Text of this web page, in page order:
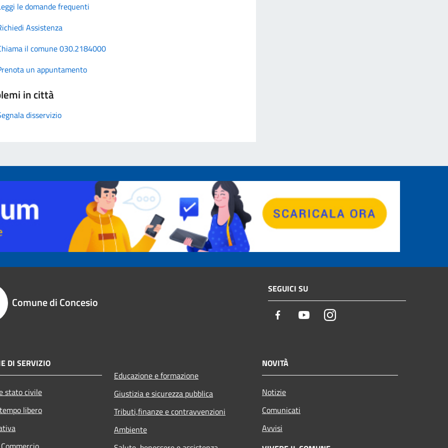
le domande frequenti
Assistenza
il comune 030.2184000
un appuntamento
in città
disservizio
Comune di Concesio
SEGUICI SU
Facebook YoutubeInstagram
DI SERVIZIO
stato civile
libero
Educazione e formazione
Giustizia e sicurezza pubblica
Tributi,finanze e contravvenzioni
Ambiente
NOVITÀ
Notizie
Comunicati
Avvisi